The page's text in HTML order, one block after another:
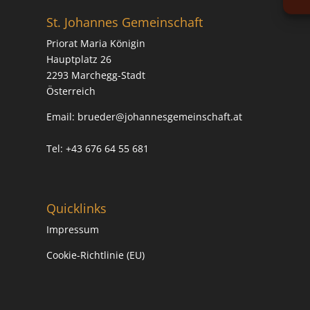
St. Johannes Gemeinschaft
Priorat Maria Königin
Hauptplatz 26
2293 Marchegg-Stadt
Österreich
Email: brueder@johannesgemeinschaft.at
Tel: +43 676 64 55 681
Quicklinks
Impressum
Cookie-Richtlinie (EU)